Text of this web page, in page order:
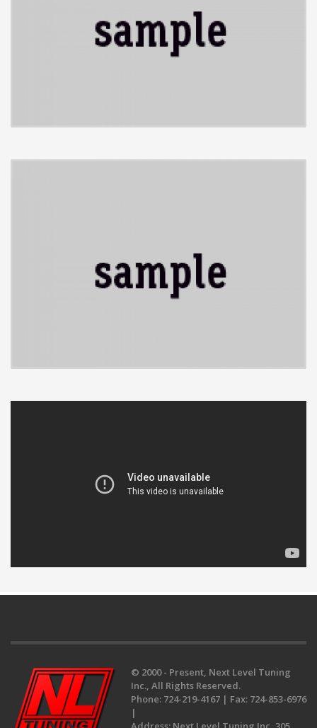
© 2000 - Present, Next Level Tuning
Inc., All Rights Reserved.
Phone: 724-219-4167 | Fax: 724-853-6976
|